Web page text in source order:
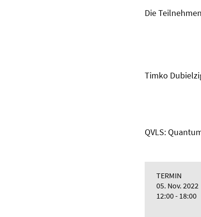
Die
Timko
QVLS:
TERMIN
05. Nov. 2022
12:00 - 18:00